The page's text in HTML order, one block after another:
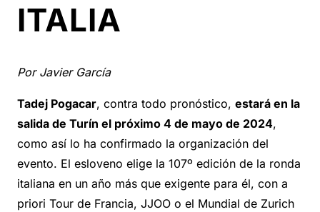
ITALIA
Por Javier García
Tadej Pogacar, contra todo pronóstico, estará en la
salida de Turín el próximo 4 de mayo de 2024,
como así lo ha confirmado la organización del
evento. El esloveno elige la 107º edición de la ronda
italiana en un año más que exigente para él, con a
priori Tour de Francia, JJOO o el Mundial de Zurich